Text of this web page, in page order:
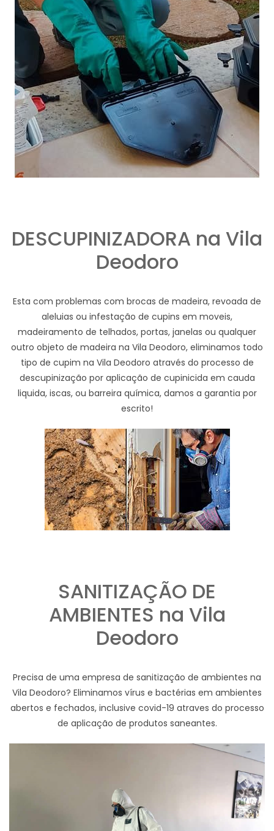
DESCUPINIZADORA na Vila
Deodoro
Esta com problemas com brocas de madeira, revoada de
aleluias ou infestação de cupins em moveis,
madeiramento de telhados, portas, janelas ou qualquer
outro objeto de madeira na Vila Deodoro, eliminamos todo
tipo de cupim na Vila Deodoro através do processo de
descupinização por aplicação de cupinicida em cauda
liquida, iscas, ou barreira química, damos a garantia por
escrito!
SANITIZAÇÃO DE
AMBIENTES na Vila
Deodoro
Precisa de uma empresa de sanitização de ambientes na
Vila Deodoro? Eliminamos vírus e bactérias em ambientes
abertos e fechados, inclusive covid-19 atraves do processo
de aplicação de produtos saneantes.